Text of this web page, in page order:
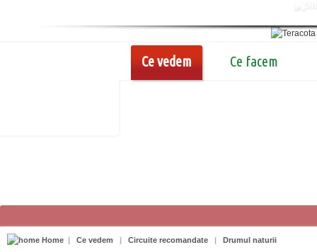
Ce vedem Ce facem
Home | Ce vedem | Circuite recomandate | Drumul naturii